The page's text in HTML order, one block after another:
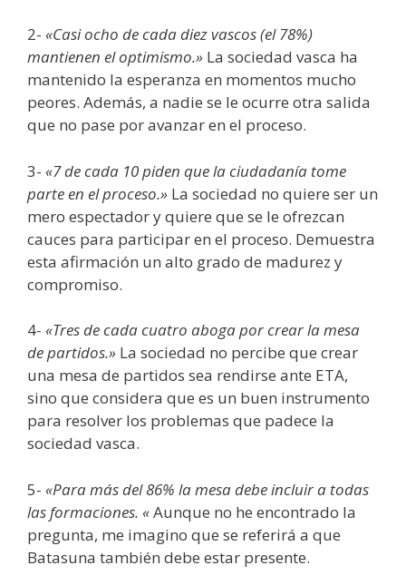
2- «Casi ocho de cada diez vascos (el 78%)
mantienen el optimismo.» La sociedad vasca ha
mantenido la esperanza en momentos mucho
peores. Además, a nadie se le ocurre otra salida
que no pase por avanzar en el proceso.
3- «7 de cada 10 piden que la ciudadanía tome
parte en el proceso.» La sociedad no quiere ser un
mero espectador y quiere que se le ofrezcan
cauces para participar en el proceso. Demuestra
esta afirmación un alto grado de madurez y
compromiso.
4- «Tres de cada cuatro aboga por crear la mesa
de partidos.» La sociedad no percibe que crear
una mesa de partidos sea rendirse ante ETA,
sino que considera que es un buen instrumento
para resolver los problemas que padece la
sociedad vasca.
5- «Para más del 86% la mesa debe incluir a todas
las formaciones. «Aunque no he encontrado la
pregunta, me imagino que se referirá a que
Batasuna también debe estar presente.